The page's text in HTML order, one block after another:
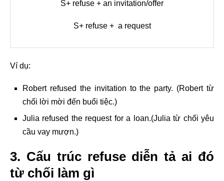
S+ refuse + an invitation/offer
S+ refuse + a request
Ví dụ:
Robert refused the invitation to the party. (Robert từ
chối lời mời đến buổi tiệc.)
Julia refused the request for a loan.(Julia từ chối yêu
cầu vay mượn.)
3. Cấu trúc refuse diễn tả ai đó
từ chối làm gì